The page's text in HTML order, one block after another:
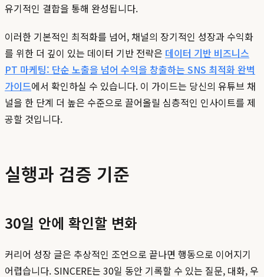
유기적인 결합을 통해 완성됩니다.
이러한 기본적인 최적화를 넘어, 채널의 장기적인 성장과 수익화
를 위한 더 깊이 있는 데이터 기반 전략은 데이터 기반 비즈니스
PT 마케팅: 단순 노출을 넘어 수익을 창출하는 SNS 최적화 완벽
가이드에서 확인하실 수 있습니다. 이 가이드는 당신의 유튜브 채
널을 한 단계 더 높은 수준으로 끌어올릴 심층적인 인사이트를 제
공할 것입니다.
실행과 검증 기준
30일 안에 확인할 변화
커리어 성장 글은 추상적인 조언으로 끝나면 행동으로 이어지기
어렵습니다. SINCERE는 30일 동안 기록할 수 있는 질문, 대화, 우